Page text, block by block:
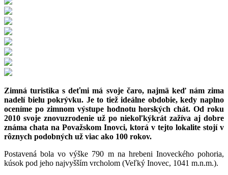
Zimná turistika s deťmi má svoje čaro, najmä keď nám zima
nadelí bielu pokrývku. Je to tiež ideálne obdobie, kedy naplno
oceníme po zimnom výstupe hodnotu horských chát. Od roku
2010 svoje znovuzrodenie už po niekoľkýkrát zažíva aj dobre
známa chata na Považskom Inovci, ktorá v tejto lokalite stojí v
rôznych podobných už viac ako 100 rokov.
Postavená bola vo výške 790 m na hrebeni Inoveckého pohoria,
kúsok pod jeho najvyšším vrcholom (Veľký Inovec, 1041 m.n.m.).